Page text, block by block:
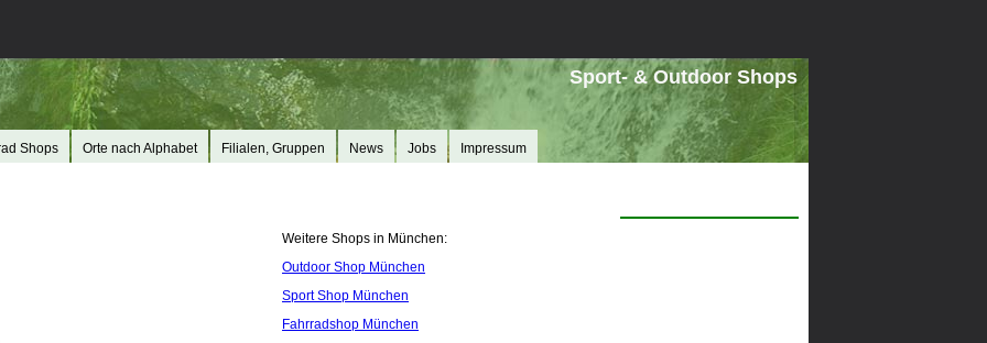
Sport- & Outdoor Shops
Shops Orte nach Alphabet Filialen, Gruppen News Jobs Impressum
Weitere Shops in München:
Outdoor Shop München
Sport Shop München
Fahrradshop München